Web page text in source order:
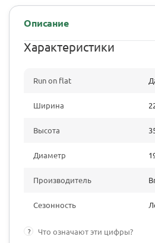
Описание
Характеристики
Run on flat
Ширина
Высота
Диаметр
Производитель
Сезонность
? Что означают эти цифры?